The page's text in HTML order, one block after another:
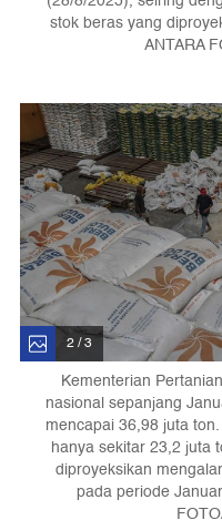
stok beras yang
ANTARA
2 / 3
Kementerian
nasional sepanjang
mencapai 36,98 juta
hanya sekitar 23,2 juta
diproyeksikan
pada periode